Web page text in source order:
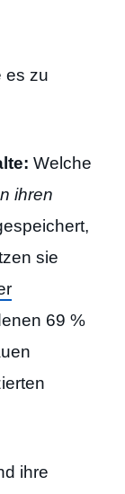
es zu
Welche
ihren
sie
69 %
ihre